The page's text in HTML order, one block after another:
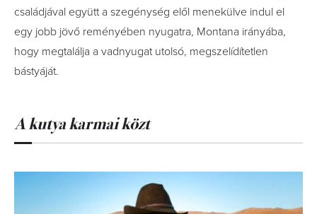
családjával együtt a szegénység elől menekülve indul el
egy jobb jövő reményében nyugatra, Montana irányába,
hogy megtalálja a vadnyugat utolsó, megszelídítetlen
bástyáját.
A kutya karmai közt